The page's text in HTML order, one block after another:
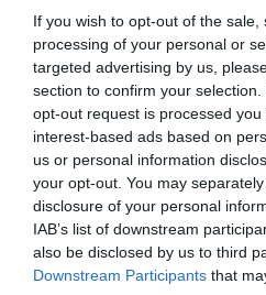
If you wish to opt-out of the
processing of your personal or
targeted advertising by us,
section to confirm your
opt-out request is processed
interest-based ads based on
us or personal information
your opt-out. You may
disclosure of your personal
IAB’s list of downstream
also be disclosed by us to third
Downstream Participants that
attire chaque année des
par ses mystères et sa
indispensable lors d’un
Espagne, le désert de
son décor unique pour
forts avec la culture
une destination favorite pour
Une exploration qui ne laisse